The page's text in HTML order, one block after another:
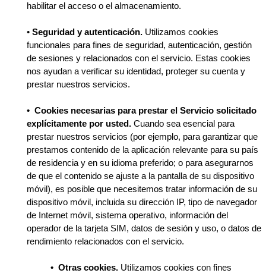
habilitar el acceso o el almacenamiento.
•Seguridad y autenticación. Utilizamos cookies
funcionales para fines de seguridad, autenticación, gestión
de sesiones y relacionados con el servicio. Estas cookies
nos ayudan a verificar su identidad, proteger su cuenta y
prestar nuestros servicios.
•Cookies necesarias para prestar el Servicio solicitado
explícitamente por usted.Cuando sea esencial para
prestar nuestros servicios (por ejemplo, para garantizar que
prestamos contenido de la aplicación relevante para su país
de residencia y en su idioma preferido; o para asegurarnos
de que el contenido se ajuste a la pantalla de su dispositivo
móvil), es posible que necesitemos tratar información de su
dispositivo móvil, incluida su dirección IP, tipo de navegador
de Internet móvil, sistema operativo, información del
operador de la tarjeta SIM, datos de sesión y uso, o datos de
rendimiento relacionados con el servicio.
• Otras cookies. Utilizamos cookies con fines